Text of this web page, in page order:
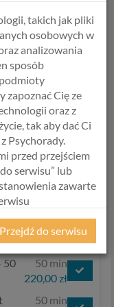
420,00 zł
60 min
250,00 zł
90 min
280,00 zł
550,00 zł
dzieci i
par, Terapeuta
50
50 min
220,00 zł
50 min
takich jak pliki
osobowych w
analizowania
sposób
zapoznać Cię ze
oraz z
tak aby dać Ci
Psychorady.
przed przejściem
serwisu” lub
zawarte
i Rady (UE)
sprawie ochrony
Przejdź do serwisu